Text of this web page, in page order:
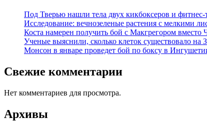
Под Тверью нашли тела двух кикбоксеров и фитнес-
Исследование: вечнозеленые растения с мелкими
Коста намерен получить бой с Макгрегором вместо
Ученые выяснили, сколько клеток существовало на
Монсон в январе проведет бой по боксу в
Свежие комментарии
Нет комментариев для просмотра.
Архивы